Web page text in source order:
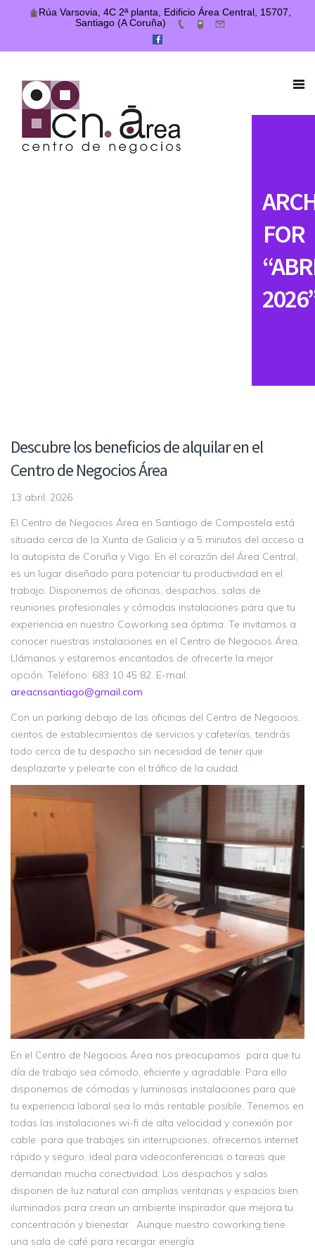
Rúa Varsovia, 4C 2ª planta, Edificio Área Central, 15707,
Santiago (A Coruña)
FOR
Descubre los beneficios de alquilar en el
Centro de Negocios Área
13 abril, 2026
El Centro de Negocios Área en Santiago de Compostela está
situado cerca de la Xunta de Galicia y a 5 minutos del acceso a
la autopista de Coruña y Vigo. En el corazón del Área Central,
es un lugar diseñado para potenciar tu productividad en el
trabajo. Disponemos de oficinas, despachos, salas de
reuniones profesionales y cómodas instalaciones para que tu
experiencia en nuestro Coworking sea óptima. Te invitamos a
conocer nuestras instalaciones en el Centro de Negocios Área.
Llámanos y estaremos encantados de ofrecerte la mejor
opción. Teléfono: 683 10 45 82. E-mail:
areacnsantiago@gmail.com
Con un parking debajo de las oficinas del Centro de Negocios,
cientos de establecimientos de servicios y cafeterías, tendrás
todo cerca de tu despacho sin necesidad de tener que
desplazarte y pelearte con el tráfico de la ciudad.
En el Centro de Negocios Área nos preocupamos para que tu
día de trabajo sea cómodo, eficiente y agradable. Para ello
disponemos de cómodas y luminosas instalaciones para que
tu experiencia laboral sea lo más rentable posible. Tenemos en
todas las instalaciones wi-fi de alta velocidad y conexión por
cable: para que trabajes sin interrupciones, ofrecemos internet
rápido y seguro, ideal para videoconferencias o tareas que
demandan mucha conectividad. Los despachos y salas
disponen de luz natural con amplias ventanas y espacios bien
iluminados para crean un ambiente inspirador que mejora tu
concentración y bienestar. Aunque nuestro coworking tiene
una sala de café para recargar energía